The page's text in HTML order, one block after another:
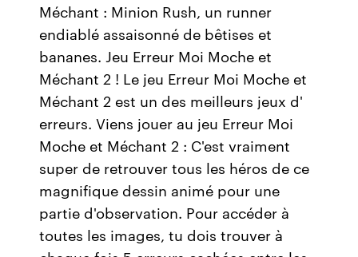
Méchant : Minion Rush, un runner
endiablé assaisonné de bêtises et
bananes. Jeu Erreur Moi Moche et
Méchant 2 ! Le jeu Erreur Moi Moche et
Méchant 2 est un des meilleurs jeux d'
erreurs. Viens jouer au jeu Erreur Moi
Moche et Méchant 2 : C'est vraiment
super de retrouver tous les héros de ce
magnifique dessin animé pour une
partie d'observation. Pour accéder à
toutes les images, tu dois trouver à